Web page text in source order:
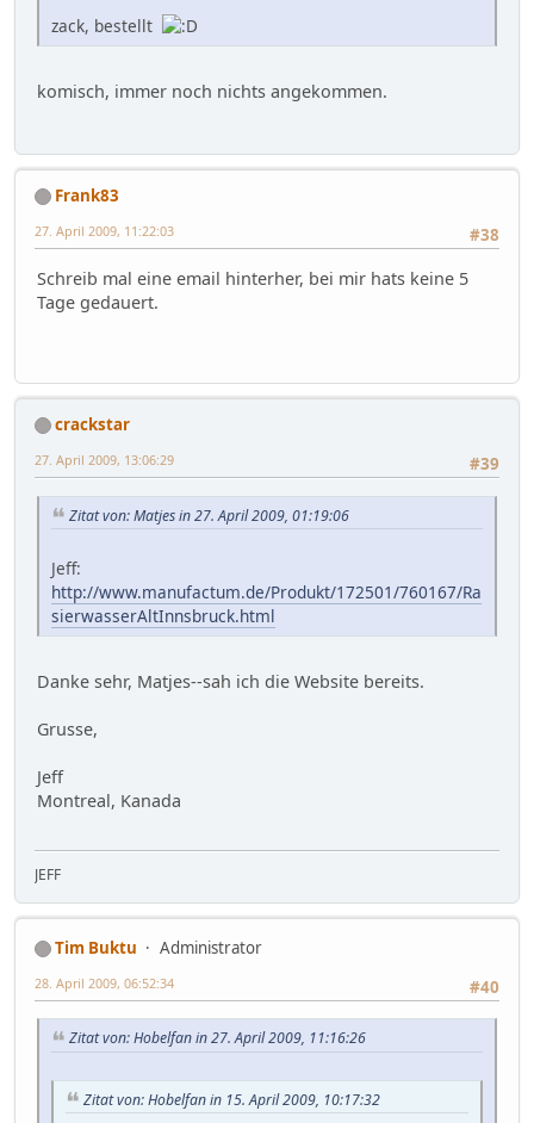
zack, bestellt
komisch, immer noch nichts angekommen.
Frank83
#38
27. April 2009, 11:22:03
Schreib mal eine email hinterher, bei mir hats keine 5
Tage gedauert.
crackstar
#39
27. April 2009, 13:06:29
Zitat von: Matjes in 27. April 2009, 01:19:06
Jeff:
http://www.manufactum.de/Produkt/172501/760167/Ra
sierwasserAltInnsbruck.html
Danke sehr, Matjes--sah ich die Website bereits.
Grusse,
Jeff
Montreal, Kanada
JEFF
Tim Buktu
Administrator
#40
28. April 2009, 06:52:34
Zitat von: Hobelfan in 27. April 2009, 11:16:26
Zitat von: Hobelfan in 15. April 2009, 10:17:32